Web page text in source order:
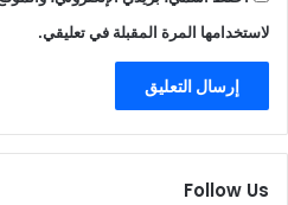
لاستخدامها المرة المقبلة في تعليقي.
Follow Us